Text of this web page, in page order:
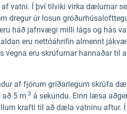
vatni. Í því tilviki virka dælurnar
dregur úr losun
háð jafnvægi milli lágs og hás
eru nettóáhrifin almennt
vegna eru skrúfurnar hannaðar til
af fjórum gríðarlegum skrúfa
5 m 3 á sekúndu. Einn læsa
krafti til að dæla vatninu aftur. Í